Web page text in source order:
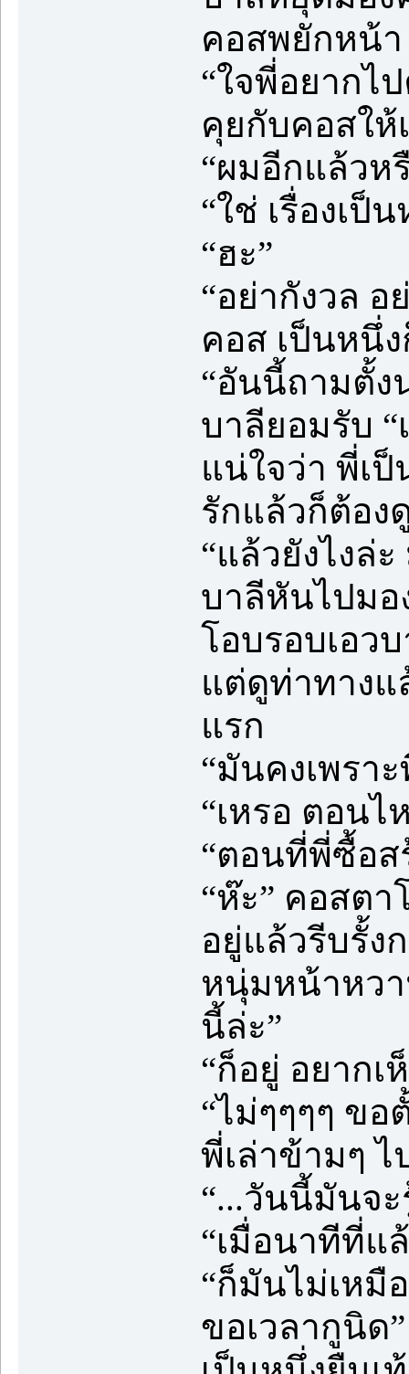
คอสพยักหน้า
“ใจพี่อยากไ
คุยกับคอสให้
“ผมอีกแล้วห
“ใช่ เรื่องเป็
“ฮะ”
“อย่ากังวล
คอส เป็นหนึ่
“อันนี้ถามตั้ง
บาลียอมรับ “
แน่ใจว่า พี่เ
รักแล้วก็ต้อง
“แล้วยังไงล่
บาลีหันไปมอ
โอบรอบเอว
แต่ดูท่าทางแ
แรก
“มันคงเพรา
“เหรอ ตอนไ
“ตอนที่พี่ซื้อส
“ห๊ะ” คอสต
อยู่แล้วรีบรั้ง
หนุ่มหน้าหวา
นี้ล่ะ”
“ก็อยู่ อยากเ
“ไม่ๆๆๆๆ ข
พี่เล่าข้ามๆ ไ
“...วันนี้มันจะ
“เมื่อนาทีที่แ
“ก็มันไม่เหมื
ขอเวลากูนิด”